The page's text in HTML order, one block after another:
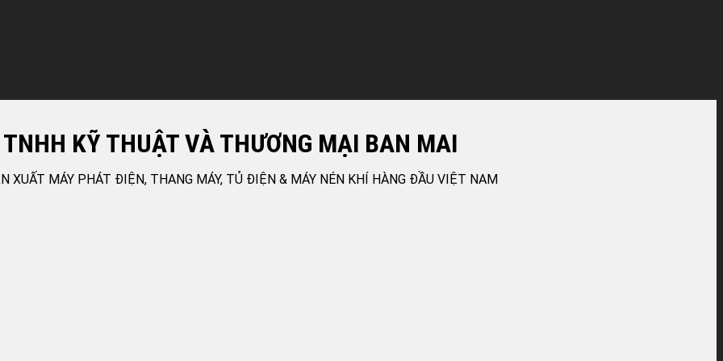
TNHH KỸ THUẬT VÀ THƯƠNG MẠI BAN MAI
XUẤT MÁY PHÁT ĐIỆN, THANG MÁY, TỦ ĐIỆN & MÁY NÉN KHÍ HÀNG ĐẦU VIỆT NAM